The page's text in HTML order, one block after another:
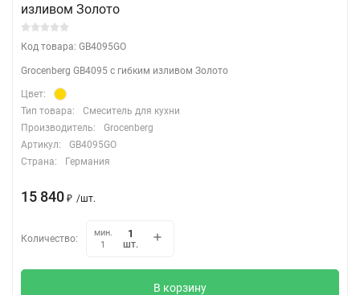
изливом Золото
Код товара: GB4095GO
Grocenberg GB4095 с гибким изливом Золото
Цвет:
Тип товара:
Смеситель для кухни
Производитель:
Grocenberg
Артикул:
GB4095GO
Страна:
Германия
15 840 ₽ /шт.
Количество:
мин.
1
шт.
В корзину